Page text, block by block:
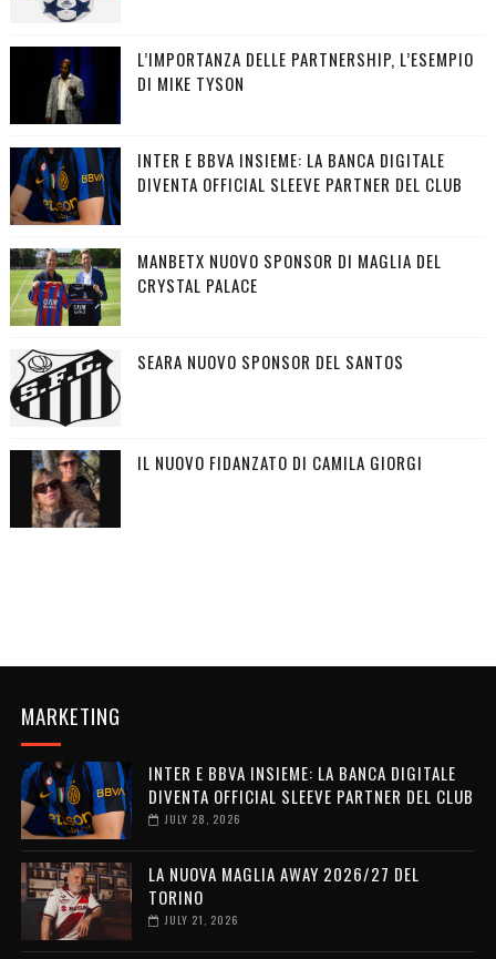
L’IMPORTANZA DELLE PARTNERSHIP, L’ESEMPIO
DI MIKE TYSON
INTER E BBVA INSIEME: LA BANCA DIGITALE
DIVENTA OFFICIAL SLEEVE PARTNER DEL CLUB
MANBETX NUOVO SPONSOR DI MAGLIA DEL
CRYSTAL PALACE
SEARA NUOVO SPONSOR DEL SANTOS
IL NUOVO FIDANZATO DI CAMILA GIORGI
MARKETING
INTER E BBVA INSIEME: LA BANCA DIGITALE
DIVENTA OFFICIAL SLEEVE PARTNER DEL CLUB
JULY 28, 2026
LA NUOVA MAGLIA AWAY 2026/27 DEL
TORINO
JULY 21, 2026